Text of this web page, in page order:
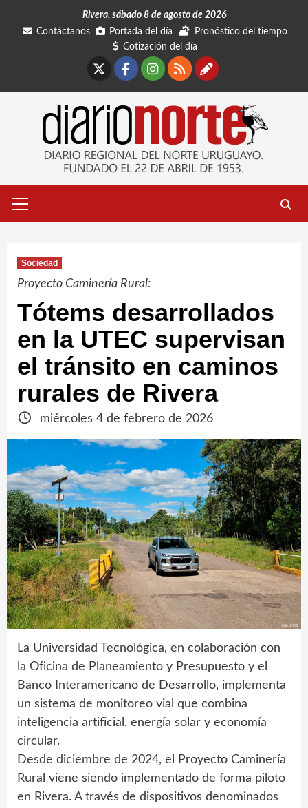
Rivera, sábado 8 de agosto de 2026
Contáctanos
Portada del día
Pronóstico del tiempo
Cotización del día
Facebook
Instagram
RSSContáctanos
primario
Sociedad
Proyecto Caminería Rural:
Tótems desarrollados
en la UTEC supervisan
el tránsito en caminos
rurales de Rivera
miércoles 4 de febrero de 2026
La Universidad Tecnológica, en colaboración con
la Oficina de Planeamiento y Presupuesto y el
Banco Interamericano de Desarrollo, implementa
un sistema de monitoreo vial que combina
inteligencia artificial, energía solar y economía
circular.
Desde diciembre de 2024, el Proyecto Caminería
Rural viene siendo implementado de forma piloto
en Rivera. A través de dispositivos denominados